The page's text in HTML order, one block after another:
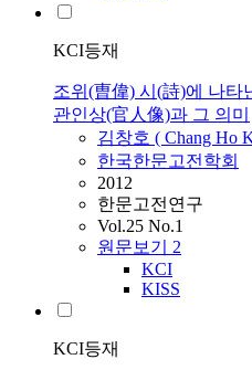
KCI등재
조위(曺偉) 시(詩)에 나타
관인상(官人像)과 그 의미
김창호 ( Chang Ho
한국한문고전학회
2012
한문고전연구
Vol.25 No.1
원문보기 2
KCI
KISS
KCI등재